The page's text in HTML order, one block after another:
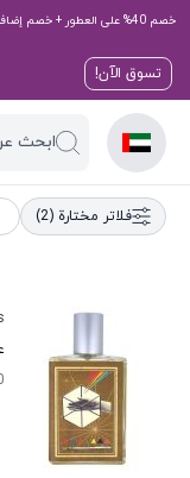
تسوق الآن!
ابحث
فلاتر مختارة (2)